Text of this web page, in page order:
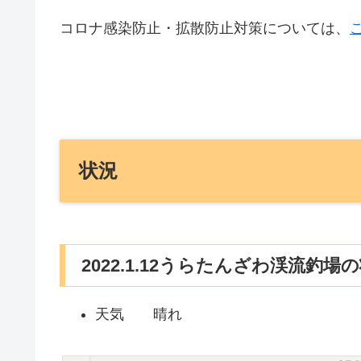
コロナ感染防止・拡散防止対策については、
状況
2022.1.12うらたんざわ渓流釣場
天気 晴れ